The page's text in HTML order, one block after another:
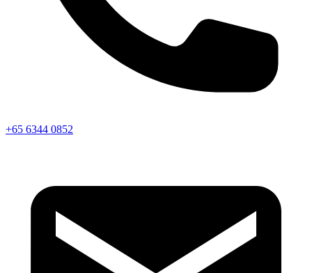
+65 6344 0852